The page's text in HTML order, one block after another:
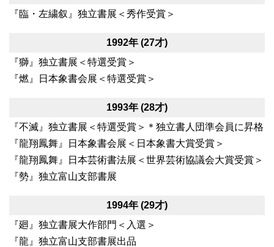
『臨・左繍叙』独立書展＜秀作受賞＞
1992年 (27才)
『獅』独立書展＜特選受賞＞
『燃』日本象書会展＜特選受賞＞
1993年 (28才)
『不滅』独立書展＜特選受賞＞＊独立書人団準会員に昇格
『龍翔鳳舞』日本象書会展＜日本象書大賞受賞＞
『龍翔鳳舞』日本芸術書法展＜世界芸術協議会大賞受賞＞
『勢』独立富山支部書展
1994年 (29才)
『廻』独立書展大作部門＜入選＞
『龍』独立富山支部書展出品